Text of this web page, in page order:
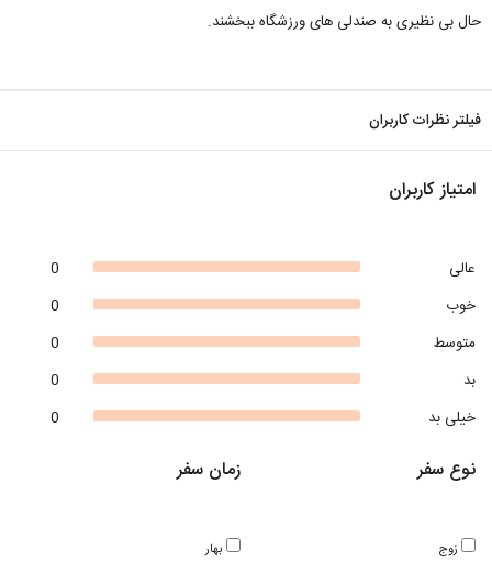
حال بی نظیری به صندلی های ورزشگاه ببخشند.
فیلتر نظرات کاربران
امتیاز کاربران
0
عالی
0
خوب
0
متوسط
0
بد
0
خیلی بد
زمان سفر
بهار
نوع سفر
زوج